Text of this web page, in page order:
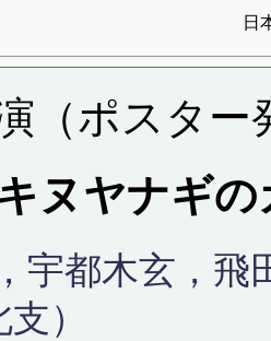
日
（ポスター
ヌヤナギの
宇都木玄，飛
）